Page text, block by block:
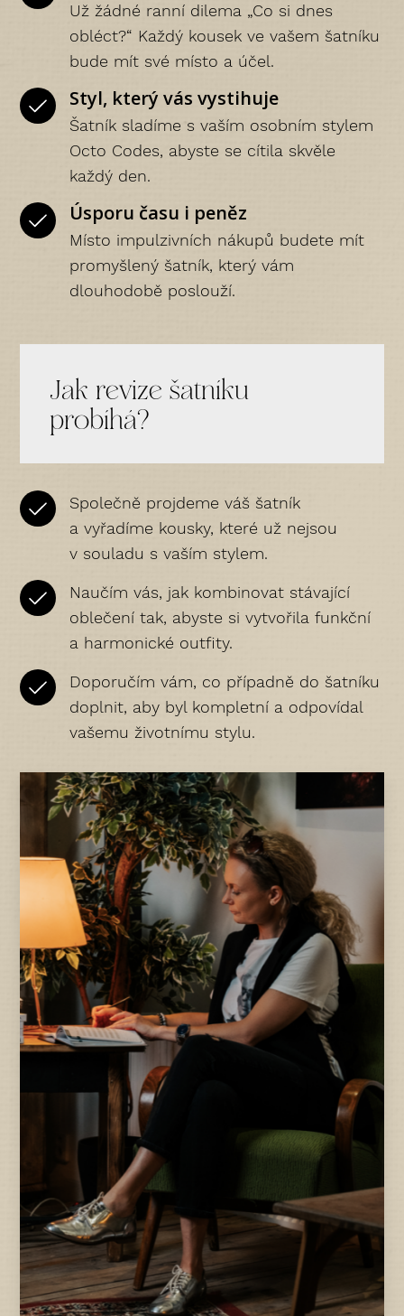
Už žádné ranní dilema „Co si dnes
obléct?“ Každý kousek ve vašem šatníku
bude mít své místo a účel.
Styl, který vás vystihuje
Šatník sladíme s vaším osobním stylem
Octo Codes, abyste se cítila skvěle
každý den.
Úsporu času i peněz
Místo impulzivních nákupů budete mít
promyšlený šatník, který vám
dlouhodobě poslouží.
Jak revize šatníku
probíhá?
Společně projdeme váš šatník
a vyřadíme kousky, které už nejsou
v souladu s vaším stylem.
Naučím vás, jak kombinovat stávající
oblečení tak, abyste si vytvořila funkční
a harmonické outfity.
Doporučím vám, co případně do šatníku
doplnit, aby byl kompletní a odpovídal
vašemu životnímu stylu.